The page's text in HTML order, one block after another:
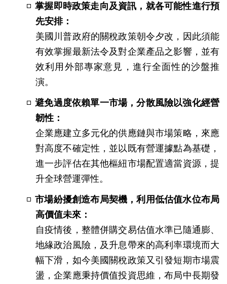
掌握即時政策走向及資訊，就各可能性進行預
先安排：
美國川普政府的關稅政策朝令夕改，因此須能
有效掌握最新法令及對企業產品之影響，並有
效利用外部專家意見，進行全面性的沙盤推
演。
避免過度依賴單一市場，分散風險以強化經營
韌性：
企業應建立多元化的供應鏈與市場策略，來應
對高度不確定性，並以既有營運據點為基礎，
進一步評估在其他樞紐市場配置適當資源，提
升全球營運彈性。
市場紛擾創造布局契機，利用低估值水位布局
高價值未來：
自疫情後，整體併購交易估值水準已隨通膨、
地緣政治風險，及升息帶來的高利率環境而大
幅下滑，如今美國關稅政策又引發短期市場震
盪，企業應秉持價值投資思維，布局中長期發